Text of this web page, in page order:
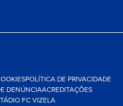
POLÍTICA DE PRIVACIDADE
DENÚNCIAACREDITAÇÕES
FC VIZELA